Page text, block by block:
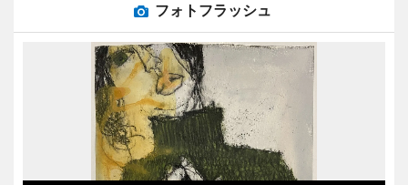
フォトフラッシュ